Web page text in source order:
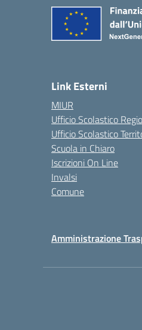
Link Esterni
MIUR
Ufficio Scolastico
Ufficio Scolastico
Scuola in Chiaro
Iscrizioni On Line
Invalsi
Comune
Amministrazione